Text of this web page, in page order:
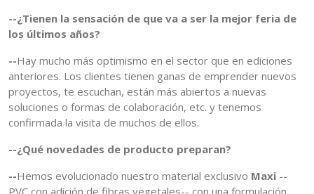
--¿Tienen la sensación de que va a ser la mejor feria de
los últimos años?
--Hay mucho más optimismo en el sector que en ediciones
anteriores. Los clientes tienen ganas de emprender nuevos
proyectos, te escuchan, están más abiertos a nuevas
soluciones o formas de colaboración, etc. y tenemos
confirmada la visita de muchos de ellos.
--¿Qué novedades de producto preparan?
--Hemos evolucionado nuestro material exclusivo Maxi --